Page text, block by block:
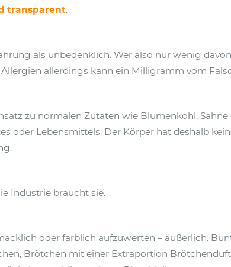
transparent.
als unbedenklich. Wer also nur wenig
allerdings kann ein Milligramm vom
zu normalen Zutaten wie Blumenkohl,
oder Lebensmittels. Der Körper hat deshalb
Industrie braucht sie.
oder farblich aufzuwerten – äußerlich.
Brötchen mit einer Extraportion